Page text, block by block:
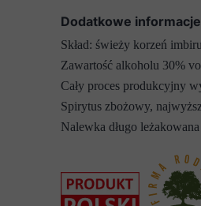
Dodatkowe
Skład: świeży korzeń
Zawartość alkoholu 30%
Cały proces produkcyjny
Spirytus zbożowy,
Nalewka długo leżakowana